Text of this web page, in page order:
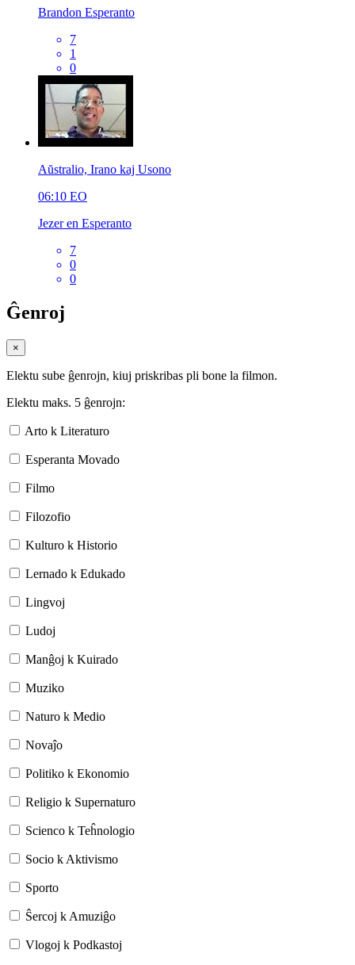
Brandon Esperanto
7
1
0
Aŭstralio, Irano kaj Usono
06:10 EO
Jezer en Esperanto
7
0
0
Ĝenroj
×
Elektu sube ĝenrojn, kiuj priskribas pli bone la filmon.
Elektu maks. 5 ĝenrojn:
Arto k Literaturo
Esperanta Movado
Filmo
Filozofio
Kulturo k Historio
Lernado k Edukado
Lingvoj
Ludoj
Manĝoj k Kuirado
Muziko
Naturo k Medio
Novaĵo
Politiko k Ekonomio
Religio k Supernaturo
Scienco k Teĥnologio
Socio k Aktivismo
Sporto
Ŝercoj k Amuziĝo
Vlogoj k Podkastoj